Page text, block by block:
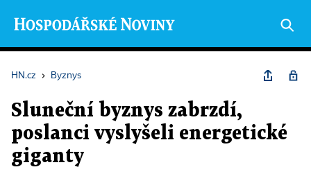
HN.cz › Byznys
Sluneční byznys zabrzdí,
poslanci vyslyšeli energetické
giganty